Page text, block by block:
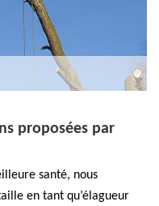
proposées par
santé, nous
en tant qu’élagueur